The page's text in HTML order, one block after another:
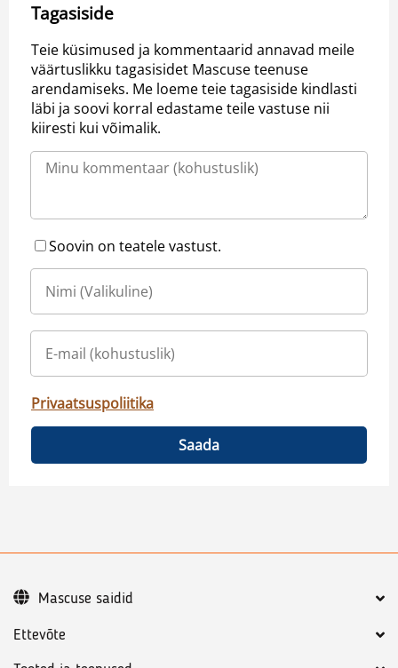
Tagasiside
Teie küsimused ja kommentaarid annavad meile
väärtuslikku tagasisidet Mascuse teenuse
arendamiseks. Me loeme teie tagasiside kindlasti
läbi ja soovi korral edastame teile vastuse nii
kiiresti kui võimalik.
Soovin on teatele vastust.
Privaatsuspoliitika
Saada
Ettevõte
Mascuse saidid